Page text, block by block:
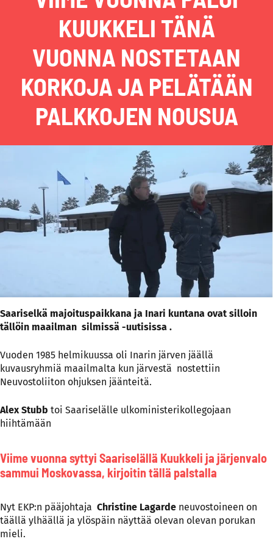
KUUKKELI TÄNÄ
VUONNA NOSTETAAN
KORKOJA JA PELÄTÄÄN
PALKKOJEN NOUSUA
Saariselkä majoituspaikkana ja Inari kuntana ovat silloin
tällöin maailman silmissä -uutisissa .
Vuoden 1985 helmikuussa oli Inarin järven jäällä
kuvausryhmiä maailmalta kun järvestä nostettiin
Neuvostoliiton ohjuksen jäänteitä.
Alex Stubb toi Saariselälle ulkoministerikollegojaan
hiihtämään
Viime vuonna syttyi Saariselällä Kuukkeli ja järjenvalo
sammui Moskovassa, kirjoitin tällä palstalla
Nyt EKP:n pääjohtaja Christine Lagarde neuvostoineen on
täällä ylhäällä ja ylöspäin näyttää olevan olevan porukan
mieli.